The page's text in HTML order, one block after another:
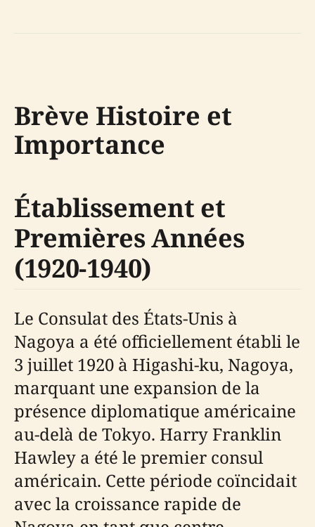
Brève Histoire et
Importance
Établissement et
Premières Années
(1920-1940)
Le Consulat des États-Unis à
Nagoya a été officiellement établi le
3 juillet 1920 à Higashi-ku, Nagoya,
marquant une expansion de la
présence diplomatique américaine
au-delà de Tokyo. Harry Franklin
Hawley a été le premier consul
américain. Cette période coïncidait
avec la croissance rapide de